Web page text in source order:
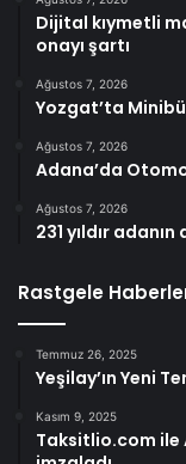
Dijital kıymetli
onayı şartı
Ağustos 7, 2026
Yozgat’ta
Ağustos 7, 2026
Adana’da
Ağustos 7, 2026
231 yıldır
Rastgele
Temmuz 26, 2025
Yeşilay’ın Yeni
Kasım 9, 2025
Taksitlio.com ile